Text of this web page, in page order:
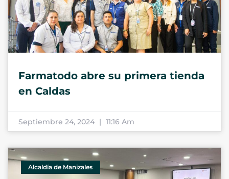
Farmatodo abre su primera tienda
en Caldas
Septiembre 24, 2024 11:16 Am
Alcaldía de Manizales